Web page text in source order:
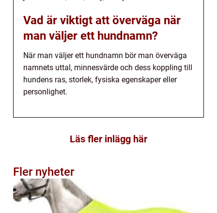
Vad är viktigt att överväga när
man väljer ett hundnamn?
När man väljer ett hundnamn bör man överväga
namnets uttal, minnesvärde och dess koppling till
hundens ras, storlek, fysiska egenskaper eller
personlighet.
Läs fler inlägg här
Fler nyheter